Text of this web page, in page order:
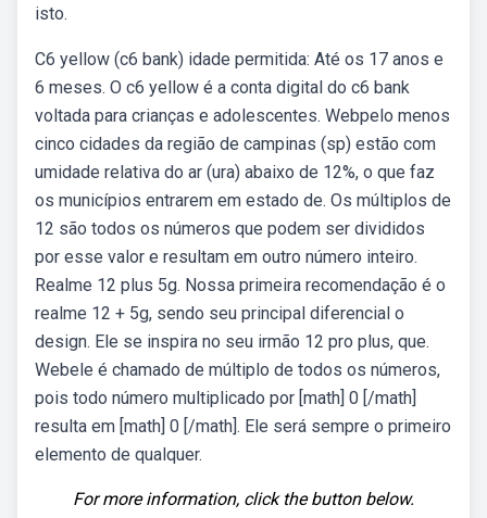
isto.
C6 yellow (c6 bank) idade permitida: Até os 17 anos e
6 meses. O c6 yellow é a conta digital do c6 bank
voltada para crianças e adolescentes. Webpelo menos
cinco cidades da região de campinas (sp) estão com
umidade relativa do ar (ura) abaixo de 12%, o que faz
os municípios entrarem em estado de. Os múltiplos de
12 são todos os números que podem ser divididos
por esse valor e resultam em outro número inteiro.
Realme 12 plus 5g. Nossa primeira recomendação é o
realme 12 + 5g, sendo seu principal diferencial o
design. Ele se inspira no seu irmão 12 pro plus, que.
Webele é chamado de múltiplo de todos os números,
pois todo número multiplicado por [math] 0 [/math]
resulta em [math] 0 [/math]. Ele será sempre o primeiro
elemento de qualquer.
For more information, click the button below.